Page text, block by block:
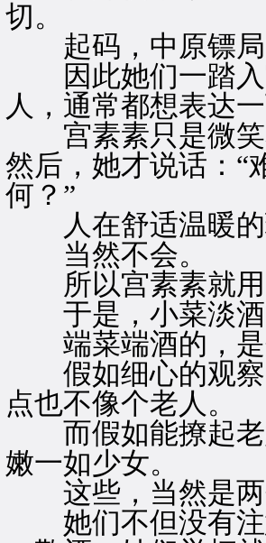
切。
起码，中原镖局
因此她们一踏入
人，通常都想表达
宫素素只是微笑
然后，她才说话：“
何？”
人在舒适温暖的
当然不会。
所以宫素素就用
于是，小菜淡酒
端菜端酒的，是
假如细心的观察
点也不像个老人。
而假如能撩起老
嫩一如少女。
这些，当然是两
她们不但没有注